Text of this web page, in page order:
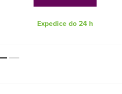
Expedice do 24 h